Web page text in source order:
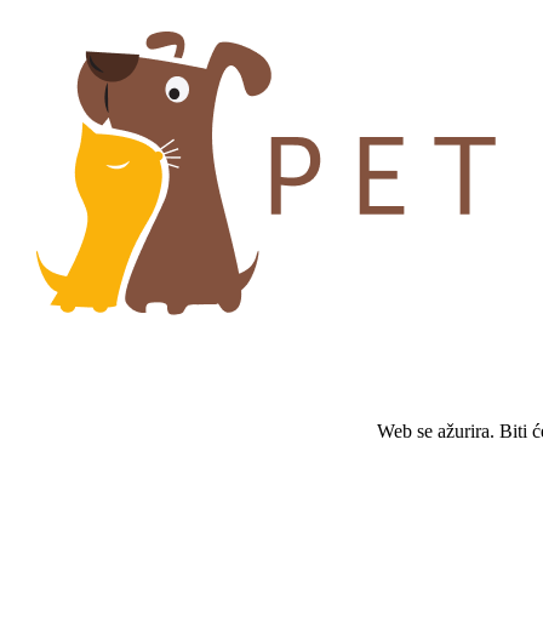
Web se ažurira. Biti